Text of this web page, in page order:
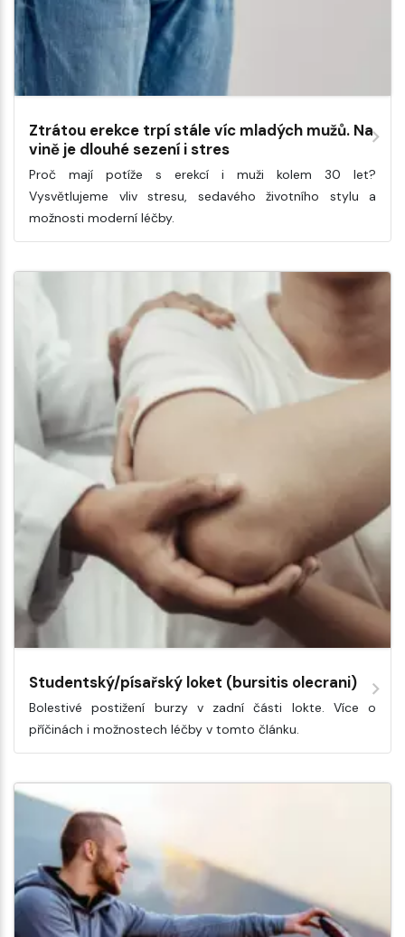
Ztrátou erekce trpí stále víc mladých mužů. Na
vině je dlouhé sezení i stres
Proč mají potíže s erekcí i muži kolem 30 let?
Vysvětlujeme vliv stresu, sedavého životního stylu a
možnosti moderní léčby.
Studentský/písařský loket (bursitis olecrani)
Bolestivé postižení burzy v zadní části lokte. Více o
příčinách i možnostech léčby v tomto článku.